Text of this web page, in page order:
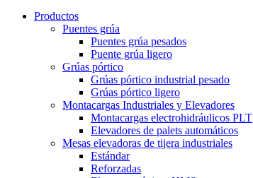
Productos
Puentes grúa
Puentes grúa pesados
Puente grúa ligero
Grúas pórtico
Grúas pórtico industrial pesado
Grúas pórtico ligero
Montacargas Industriales y Elevadores
Montacargas electrohidráulicos PLT
Elevadores de palets automáticos
Mesas elevadoras de tijera industriales
Estándar
Reforzadas